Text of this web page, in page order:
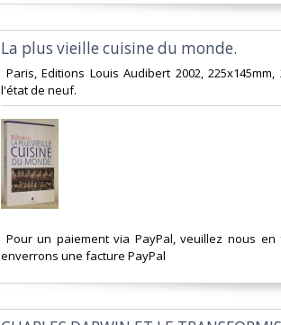
‎La plus vieille cuisine du monde.‎
Paris, Editions Louis Audibert 2002,
l'état de neuf.‎
Pour un paiement via PayPal, veuillez nous
enverrons une facture PayPal‎